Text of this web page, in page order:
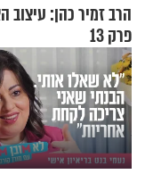
הרב זמיר כהן:
פרק 13